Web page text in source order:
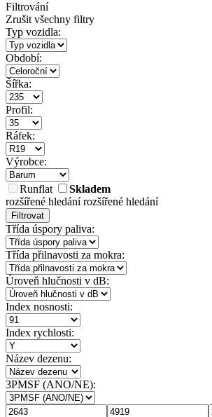
Filtrování
Zrušit všechny filtry
Typ vozidla:
Období:
Šířka:
Profil:
Ráfek:
Výrobce:
Runflat
Skladem
rozšířené hledánírozšířené hledání
Filtrovat
Třída úspory paliva:
Třída přilnavosti za mokra:
Úroveň hlučnosti v dB:
Index nosnosti:
Index rychlosti:
Název dezenu:
3PMSF (ANO/NE):